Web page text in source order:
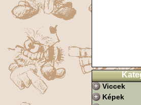
Viccek
Képek